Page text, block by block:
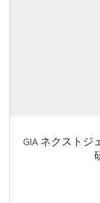
GIA ネクストジ